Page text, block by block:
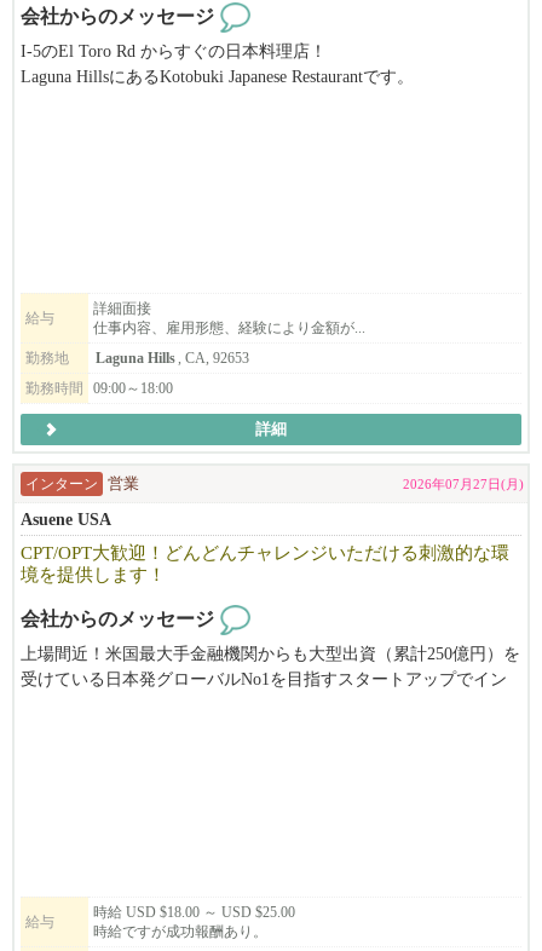
会社からのメッセージ
I-5のEl Toro Rd からすぐの日本料理店！
Laguna HillsにあるKotobuki Japanese Restaurantです。
給与
詳細面接
仕事内容、雇用形態、経験により金額が...
勤務地
Laguna Hills, CA, 92653
勤務時間
09:00～18:00
詳細
インターン 営業 2026年07月27日(月)
Asuene USA
CPT/OPT大歓迎！どんどんチャレンジいただける刺激的な環
境を提供します！
会社からのメッセージ
上場間近！米国最大手金融機関からも大型出資（累計250億円）を
受けている日本発グローバルNo1を目指すスタートアップでイン
給与
時給 USD $18.00 ～ USD $25.00
時給ですが成功報酬あり。